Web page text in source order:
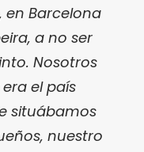
en Barcelona
a no ser
Nosotros
el país
situábamos
nuestro